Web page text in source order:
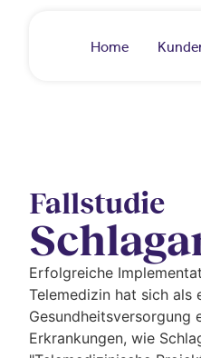
Home
Fallstudie
Erfolgreiche
Telemedizin hat sich als
Gesundheitsversorgung
Erkrankungen, wie